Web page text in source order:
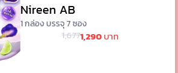
Nireen AB
1 กล่อง บรรจุ 7 ซอง
1,6771,290บาท